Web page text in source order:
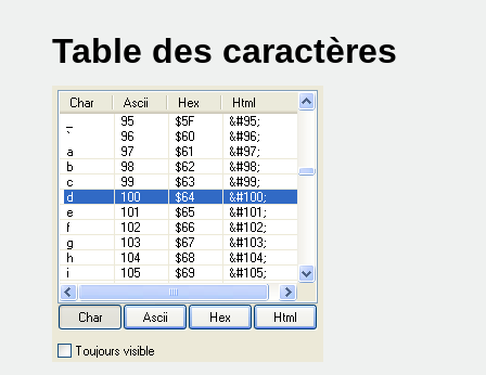
Table des caractères